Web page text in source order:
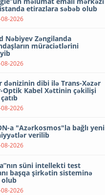
etirazlara səbəb olub
2026
Nəbiyev Zəngilanda
müraciətlərini
2026
dənizinin dibi ilə Trans-Xəzər
Optik Kabel Xəttinin çəkilişi
2026
a "Azərkosmos"la bağlı yeni
verilib
2026
süni intellekti test
başqa şirkətin sisteminə
olub
2026